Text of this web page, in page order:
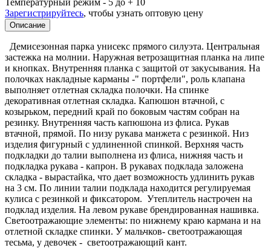
Зарегистрируйтесь, чтобы узнать оптовую цену
Описание
Демисезонная парка унисекс прямого силуэта. Центральная
застежка на молнии. Наружная ветрозащитная планка на липе
и кнопках. Внутренняя планка с защитой от закусывания. На
полочках накладные карманы -" портфели", роль клапана
выполняет отлетная складка полочки. На спинке
декоративная отлетная складка. Капюшон втачной, с
козырьком, передний край по боковым частям собран на
резинку. Внутренняя часть капюшона из флиса. Рукав
втачной, прямой. По низу рукава манжета с резинкой. Низ
изделия фигурный с удлиненной спинкой. Верхняя часть
подкладки до талии выполнена из флиса, нижняя часть и
подкладка рукава - капрон. В рукавах подклада заложена
складка - вырастайка, что дает возможность удлинить рукав
на 3 см. По линии талии подклада находится регулируемая
кулиса с резинкой и фиксатором. Утеплитель настрочен на
подклад изделия. На левом рукаве брендированная нашивка.
Светоотражающие элементы: по нижнему краю кармана и на
отлетной складке спинки. У мальчков- светоотражающая
тесьма, у девочек - светоотражающий кант.